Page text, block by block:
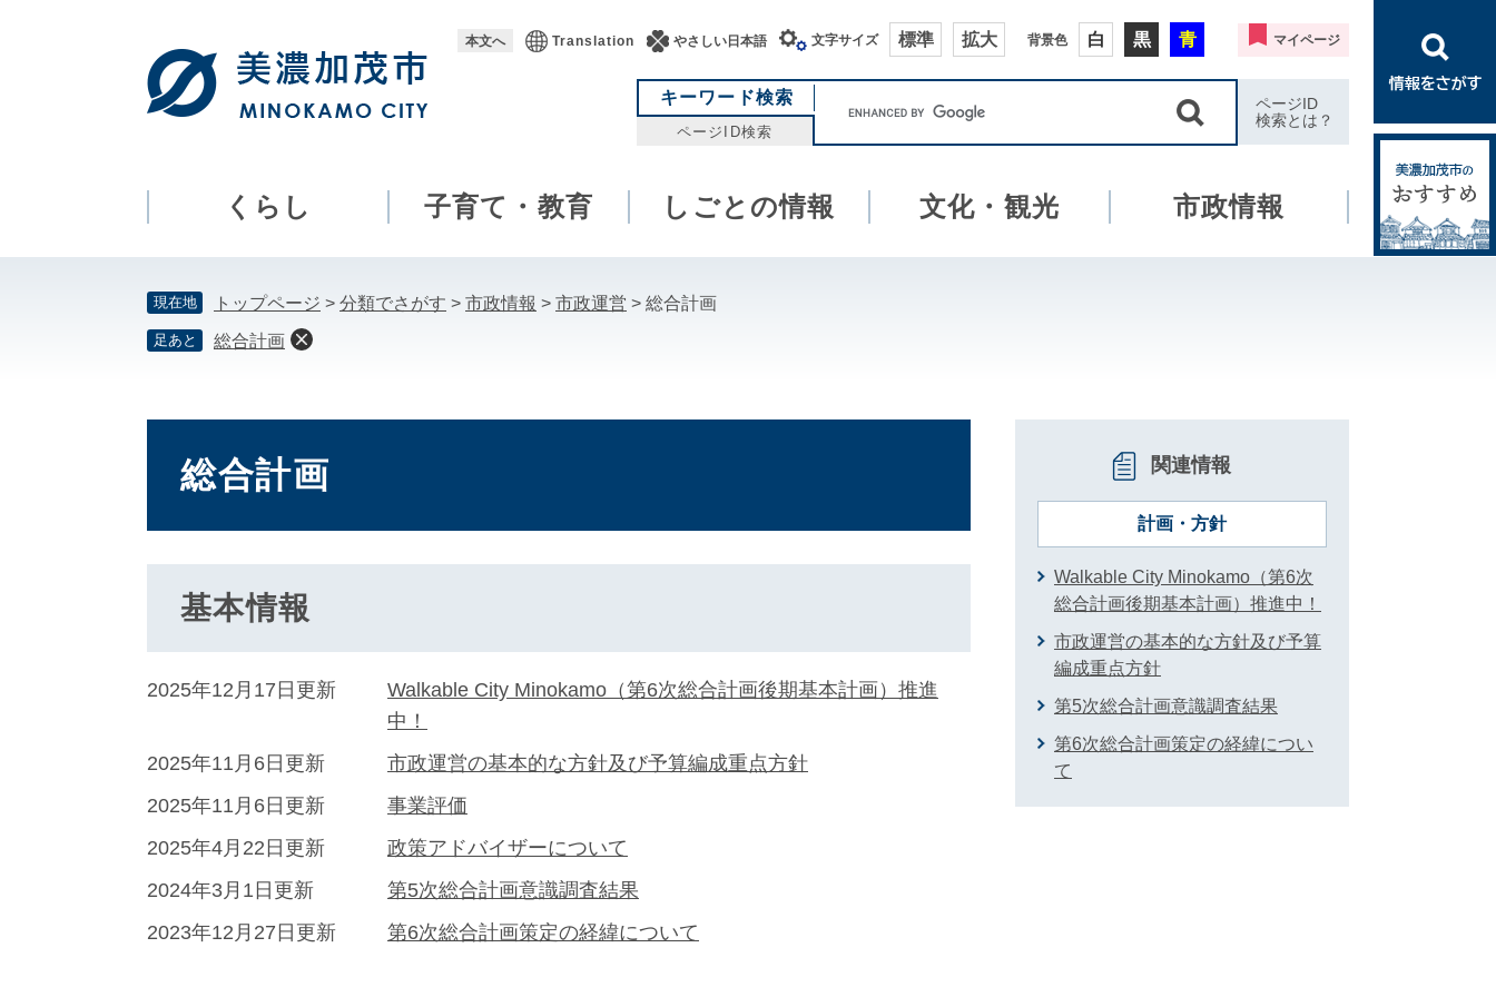
本
本文へ Translation やさしい日本語 文字サイズ 標準 拡大 背景色 白 黒 青 マイページ
キーワード検索
ページID検索
ワ
ド
索
ページID
検索とは？
くらし 子育て・教育 しごとの情報 文化・観光 市政情報
現在地 トップページ > 分類でさがす > 市政情報 > 市政運営 > 総合計画
足あと 総合計画
総合計画
基本情報
2025年12月17日更新
Walkable City Minokamo（第6次総合計画後期基本計画）推進
中！
2025年11月6日更新
市政運営の基本的な方針及び予算編成重点方針
2025年11月6日更新
事業評価
2025年4月22日更新
政策アドバイザーについて
2024年3月1日更新
第5次総合計画意識調査結果
2023年12月27日更新
第6次総合計画策定の経緯について
関連情報
計画・方針
Walkable City Minokamo（第6次
総合計画後期基本計画）推進中！
市政運営の基本的な方針及び予算
編成重点方針
第5次総合計画意識調査結果
第6次総合計画策定の経緯につい
て